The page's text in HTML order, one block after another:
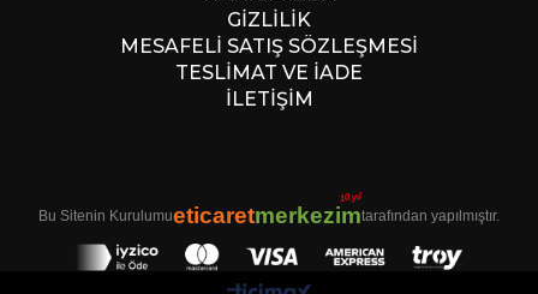
GİZLİLİK
MESAFELİ SATIŞ SÖZLEŞMESİ
TESLİMAT VE İADE
İLETİŞİM
Bu Sitenin Kurulumueticaretmerkezim
10.yıl
tarafından yapılmıştır.